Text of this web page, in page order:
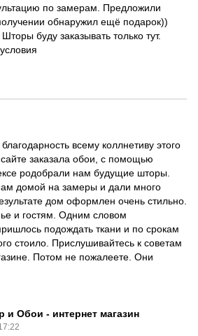
по замерам. Предложили
обнаружил ещё подарок))
буду заказывать только тут.
всему коллнетиву этого
заказала обои, с помощью
родобрали нам будущие шторы.
домой на замеры и дали много
дом оформлен очень стильно.
и гостям. Одним словом
подождать ткани и по срокам
стоило. Прислушивайтесь к советам
Потом не пожалеете. Они
и Обои - интернет магазин